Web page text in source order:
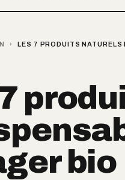
› LES 7 PRODUITS NATURELS
bio